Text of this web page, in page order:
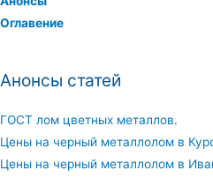
Оглавение
Анонсы статей
ГОСТ лом цветных металлов.
Цены на черный металлолом в
Цены на черный металлолом в